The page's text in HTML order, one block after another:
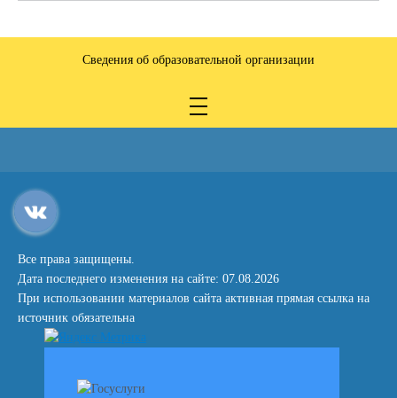
Сведения об образовательной организации
Все права защищены.
Дата последнего изменения на сайте: 07.08.2026
При использовании материалов сайта активная прямая ссылка на
источник обязательна